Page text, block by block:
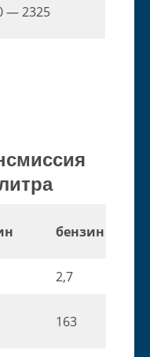
— 2325
бензин
2,7
163